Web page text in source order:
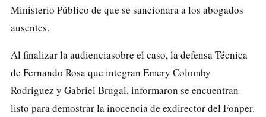
Ministerio Público de que se sancionara a los abogados
ausentes.
Al finalizar la audienciasobre el caso, la defensa Técnica
de Fernando Rosa que integran Emery Colomby
Rodriguez y Gabriel Brugal, informaron se encuentran
listo para demostrar la inocencia de exdirector del Fonper.